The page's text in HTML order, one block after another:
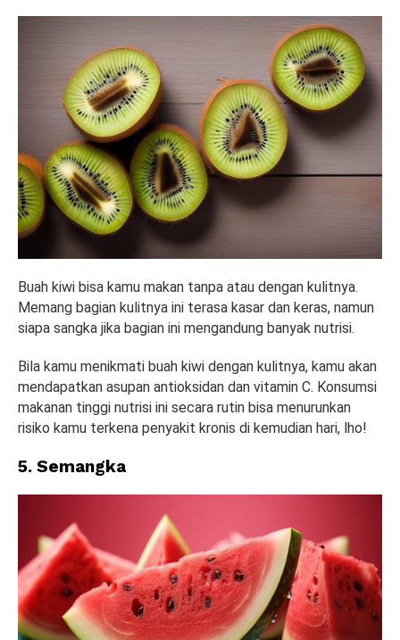
Buah kiwi bisa kamu makan tanpa atau dengan kulitnya.
Memang bagian kulitnya ini terasa kasar dan keras, namun
siapa sangka jika bagian ini mengandung banyak nutrisi.
Bila kamu menikmati buah kiwi dengan kulitnya, kamu akan
mendapatkan asupan antioksidan dan vitamin C. Konsumsi
makanan tinggi nutrisi ini secara rutin bisa menurunkan
risiko kamu terkena penyakit kronis di kemudian hari, lho!
5. Semangka